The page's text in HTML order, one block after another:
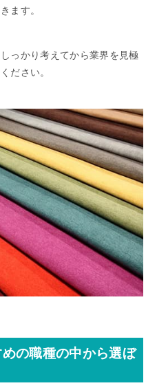
ます。
っかり考えてから業界を見極
ださい。
の職種の中から選ぼ